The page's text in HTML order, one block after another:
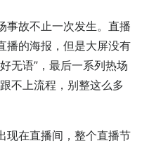
事故不止一次发生。直播
播的海报，但是大屏没有
无语”，最后一系列热场
不上流程，别整这么多
现在直播间，整个直播节